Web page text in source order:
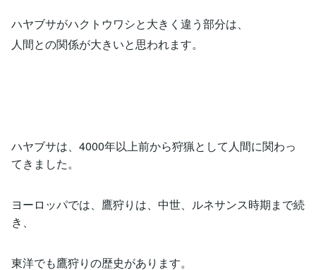
ハヤブサがハクトウワシと大きく違う部分は、
人間との関係が大きいと思われます。
ハヤブサは、4000年以上前から狩猟として人間に関わっ
てきました。
ヨーロッパでは、鷹狩りは、中世、ルネサンス時期まで続
き、
東洋でも鷹狩りの歴史があります。